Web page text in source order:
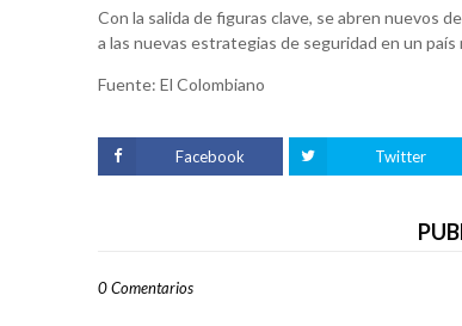
Con la salida de figuras clave, se abren nuevos
a las nuevas estrategias de seguridad en un
Fuente: El Colombiano
Facebook Twitter
0 Comentarios